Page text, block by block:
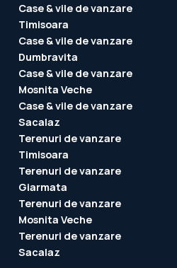
Case & vile de vanzare
Timisoara
Case & vile de vanzare
Dumbravita
Case & vile de vanzare
Mosnita Veche
Case & vile de vanzare
Sacalaz
Terenuri de vanzare
Timisoara
Terenuri de vanzare
Giarmata
Terenuri de vanzare
Mosnita Veche
Terenuri de vanzare
Sacalaz